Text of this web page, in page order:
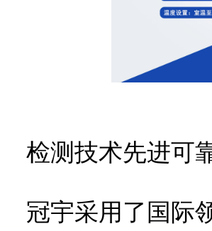
测技术先进可
宇采用了国际领